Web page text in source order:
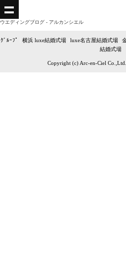
ウエディングブログ - アルカンシエル
ｸﾞﾙｰﾌﾟ 横浜 luxe結婚式場| luxe名古屋結婚式場
結婚式場
Copyright (c) Arc-en-Ciel Co.,Ltd.